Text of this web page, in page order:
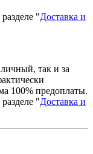
"Доставка и
так и за
100% предоплаты.
"Доставка и